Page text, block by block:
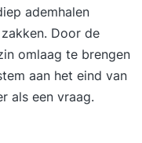
ademhalen
Door de
omlaag te brengen
aan het eind van
als een vraag.